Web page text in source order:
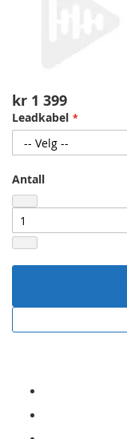
kr 1 399
Leadkabel
Antall